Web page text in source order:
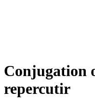
Conjugation
repercutir